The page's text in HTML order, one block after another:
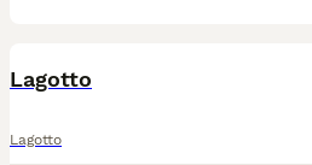
Lagotto
Lagotto